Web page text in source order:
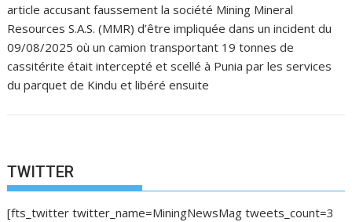
article accusant faussement la société Mining Mineral
Resources S.A.S. (MMR) d’être impliquée dans un incident du
09/08/2025 où un camion transportant 19 tonnes de
cassitérite était intercepté et scellé à Punia par les services
du parquet de Kindu et libéré ensuite
TWITTER
[fts_twitter twitter_name=MiningNewsMag tweets_count=3